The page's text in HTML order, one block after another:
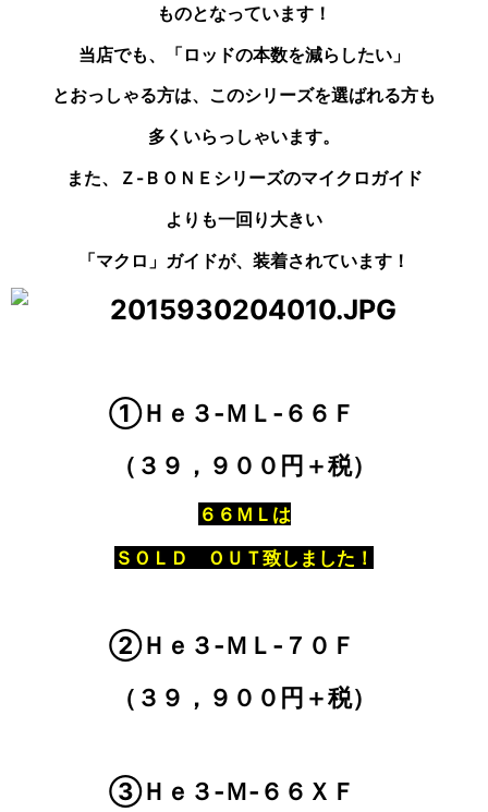
ものとなっています！
当店でも、「ロッドの本数を減らしたい」
とおっしゃる方は、このシリーズを選ばれる方も
多くいらっしゃいます。
また、Ｚ-ＢＯＮＥシリーズのマイクロガイド
よりも一回り大きい
「マクロ」ガイドが、装着されています！
①Ｈｅ３‐ＭＬ‐６６Ｆ
（３９，９００円＋税）
６６ＭＬは
ＳＯＬＤ ＯＵＴ致しました！
②Ｈｅ３‐ＭＬ‐７０Ｆ
（３９，９００円＋税）
③Ｈｅ３‐Ｍ‐６６ＸＦ